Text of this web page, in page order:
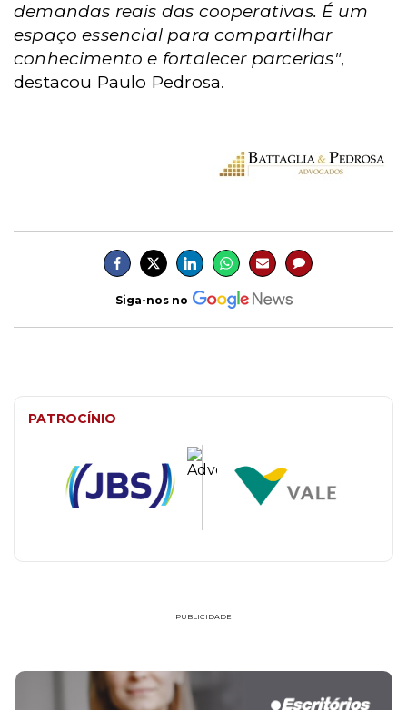
demandas reais das cooperativas. É um
espaço essencial para compartilhar
conhecimento e fortalecer parcerias",
destacou Paulo Pedrosa.
Siga-nos no
PATROCÍNIO
PUBLICIDADE